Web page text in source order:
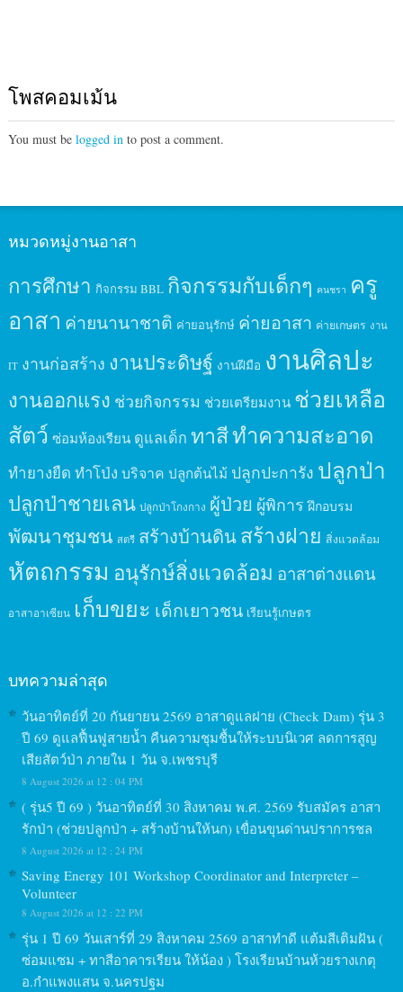
โพสคอมเม้น
You must be logged into post a comment.
หมวดหมู่งานอาสา
การศึกษา กิจกรรม BBL กิจกรรมกับเด็กๆ คนชรา ครู
อาสา ค่ายนานาชาติ ค่ายอนุรักษ์ ค่ายอาสา ค่ายเกษตร งาน
IT งานก่อสร้าง งานประดิษฐ์ งานฝีมือ งานศิลปะ
งานออกแรง ช่วยกิจกรรม ช่วยเตรียมงาน ช่วยเหลือ
สัตว์ ซ่อมห้องเรียน ดูแลเด็ก ทาสีทำความสะอาด
ทำยางยืด ทำโป่ง บริจาค ปลูกต้นไม้ ปลูกปะการัง ปลูกป่า
ปลูกป่าชายเลน ปลูกป่าโกงกาง ผู้ป่วย ผู้พิการ ฝึกอบรม
พัฒนาชุมชน สตรี สร้างบ้านดินสร้างฝาย สิ่งแวดล้อม
หัตถกรรม อนุรักษ์สิ่งแวดล้อม อาสาต่างแดน
อาสาอาเซียน เก็บขยะ เด็กเยาวชน เรียนรู้เกษตร
บทความล่าสุด
วันอาทิตย์ที่ 20 กันยายน 2569 อาสาดูแลฝาย (Check Dam) รุ่น 3
ปี 69 ดูแลฟื้นฟูสายน้ำ คืนความชุมชื้นให้ระบบนิเวศ ลดการสูญ
เสียสัตว์ป่า ภายใน 1 วัน จ.เพชรบุรี
8 August 2026 at 12 : 04 PM
( รุ่น5 ปี 69 ) วันอาทิตย์ที่ 30 สิงหาคม พ.ศ. 2569 รับสมัคร อาสา
รักป่า (ช่วยปลูกป่า + สร้างบ้านให้นก) เขื่อนขุนด่านปราการชล
8 August 2026 at 12 : 24 PM
Saving Energy 101 Workshop Coordinator and Interpreter –
Volunteer
8 August 2026 at 12 : 22 PM
รุ่น 1 ปี 69 วันเสาร์ที่ 29 สิงหาคม 2569 อาสาทำดี แต้มสีเติมฝัน (
ซ่อมแซม + ทาสีอาคารเรียน ให้น้อง ) โรงเรียนบ้านห้วยรางเกตุ
อ.กำแพงแสน จ.นครปฐม